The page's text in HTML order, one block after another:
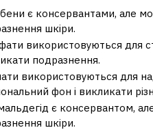
є консервантами, але
шкіри.
використовуються для
подразнення.
використовуються для
фон і викликати
є консервантом,
шкіри.